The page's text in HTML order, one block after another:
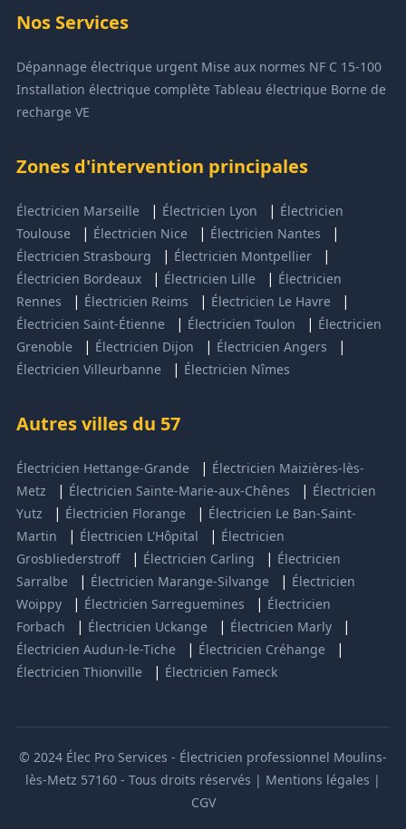
Nos Services
Dépannage électrique urgent Mise aux normes NF C 15-100
Installation électrique complète Tableau électrique Borne de
recharge VE
Zones d'intervention principales
Électricien Marseille | Électricien Lyon | Électricien
Toulouse
| Électricien Nice | Électricien Nantes |
Électricien Strasbourg | Électricien Montpellier |
Électricien Bordeaux | Électricien Lille | Électricien
Rennes
| Électricien Reims | Électricien Le Havre |
Électricien Saint-Étienne | Électricien Toulon | Électricien
Grenoble
| Électricien Dijon | Électricien Angers |
Électricien Villeurbanne | Électricien Nîmes
Autres villes du 57
Électricien Hettange-Grande | Électricien Maizières-lès-
Metz
| Électricien Sainte-Marie-aux-Chênes | Électricien
Yutz
| Électricien Florange | Électricien Le Ban-Saint-
Martin
| Électricien L'Hôpital | Électricien
Grosbliederstroff
| Électricien Carling | Électricien
Sarralbe
| Électricien Marange-Silvange | Électricien
Woippy
| Électricien Sarreguemines | Électricien
Forbach
| Électricien Uckange | Électricien Marly |
Électricien Audun-le-Tiche | Électricien Créhange |
Électricien Thionville | Électricien Fameck
© 2024 Élec Pro Services - Électricien professionnel Moulins-
lès-Metz 57160 - Tous droits réservés | Mentions légales |
CGV